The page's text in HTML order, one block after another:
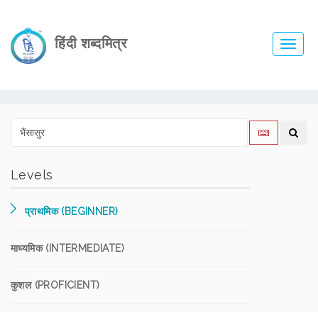
हिंदी शब्दमित्र
Levels
प्राथमिक (BEGINNER)
माध्यमिक (INTERMEDIATE)
कुशल (PROFICIENT)